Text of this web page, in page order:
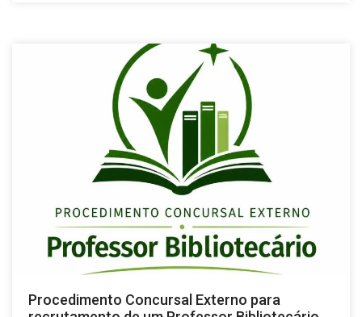
Procedimento Concursal Externo para